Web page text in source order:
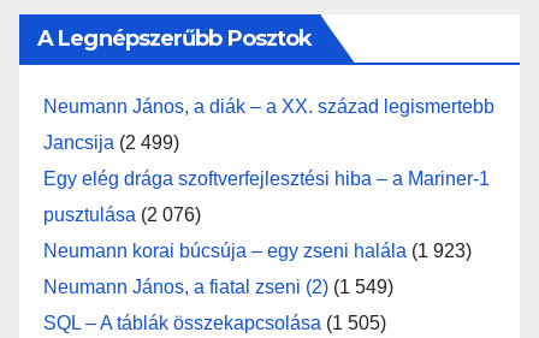
A Legnépszerűbb Posztok
Neumann János, a diák – a XX. század legismertebb
Jancsija (2 499)
Egy elég drága szoftverfejlesztési hiba – a Mariner-1
pusztulása (2 076)
Neumann korai búcsúja – egy zseni halála (1 923)
Neumann János, a fiatal zseni (2) (1 549)
SQL – A táblák összekapcsolása (1 505)